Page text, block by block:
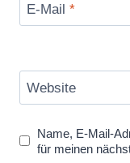
E-Mail *
Website
Name, E-Mail-
für meinen